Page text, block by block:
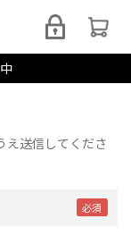
え送信してくださ